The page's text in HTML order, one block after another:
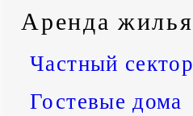
Аренда жилья
Частный сектор
Гостевые дома